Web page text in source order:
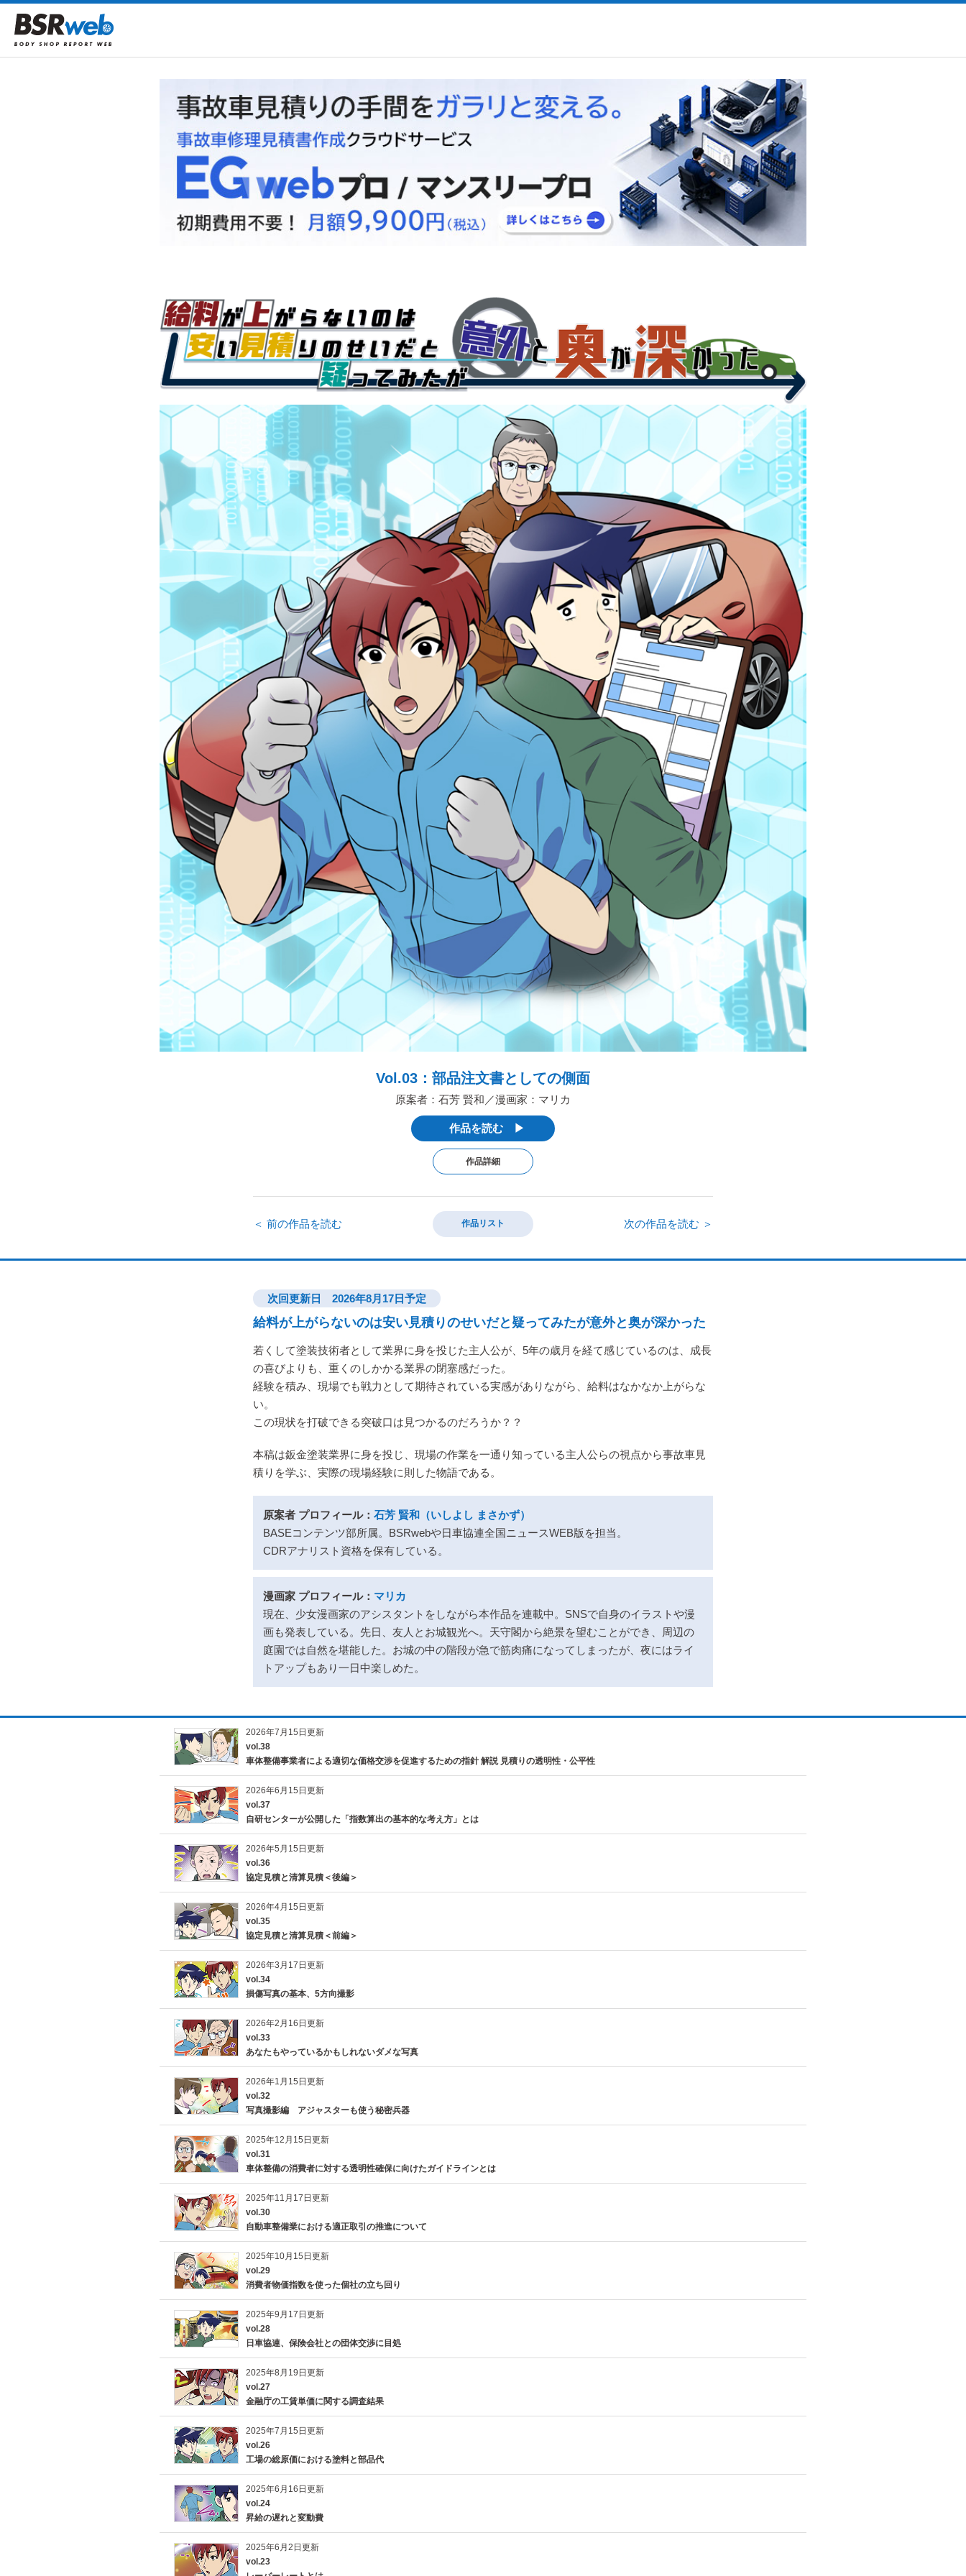
Vol.03：部品注文書としての側面
原案者：石芳 賢和／漫画家：マリカ
作品を読む ▶
作品詳細
＜ 前の作品を読む 作品リスト 次の作品を読む ＞
次回更新日 2026年8月17日予定
給料が上がらないのは安い見積りのせいだと疑ってみたが意外と奥が深かった
若くして塗装技術者として業界に身を投じた主人公が、5年の歳月を経て感じているのは、成長
の喜びよりも、重くのしかかる業界の閉塞感だった。
経験を積み、現場でも戦力として期待されている実感がありながら、給料はなかなか上がらな
い。
この現状を打破できる突破口は見つかるのだろうか？？
本稿は鈑金塗装業界に身を投じ、現場の作業を一通り知っている主人公らの視点から事故車見
積りを学ぶ、実際の現場経験に則した物語である。
原案者 プロフィール： 石芳 賢和（いしよし まさかず）
BASEコンテンツ部所属。BSRwebや日車協連全国ニュースWEB版を担当。
CDRアナリスト資格を保有している。
漫画家 プロフィール： マリカ
現在、少女漫画家のアシスタントをしながら本作品を連載中。SNSで自身のイラストや漫
画も発表している。先日、友人とお城観光へ。天守閣から絶景を望むことができ、周辺の
庭園では自然を堪能した。お城の中の階段が急で筋肉痛になってしまったが、夜にはライ
トアップもあり一日中楽しめた。
2026年7月15日更新
vol.38
車体整備事業者による適切な価格交渉を促進するための指針 解説 見積りの透明性・公平性
2026年6月15日更新
vol.37
自研センターが公開した「指数算出の基本的な考え方」とは
2026年5月15日更新
vol.36
協定見積と清算見積＜後編＞
2026年4月15日更新
vol.35
協定見積と清算見積＜前編＞
2026年3月17日更新
vol.34
損傷写真の基本、5方向撮影
2026年2月16日更新
vol.33
あなたもやっているかもしれないダメな写真
2026年1月15日更新
vol.32
写真撮影編 アジャスターも使う秘密兵器
2025年12月15日更新
vol.31
車体整備の消費者に対する透明性確保に向けたガイドラインとは
2025年11月17日更新
vol.30
自動車整備業における適正取引の推進について
2025年10月15日更新
vol.29
消費者物価指数を使った個社の立ち回り
2025年9月17日更新
vol.28
日車協連、保険会社との団体交渉に目処
2025年8月19日更新
vol.27
金融庁の工賃単価に関する調査結果
2025年7月15日更新
vol.26
工場の総原価における塗料と部品代
2025年6月16日更新
vol.24
昇給の遅れと変動費
2025年6月2日更新
vol.23